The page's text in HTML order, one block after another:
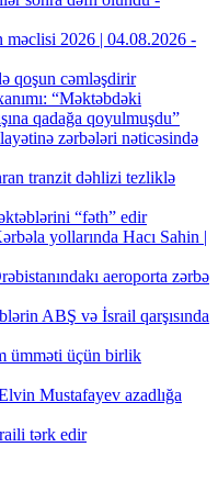
məclisi 2026 | 04.08.2026 -
qoşun cəmləşdirir
“Məktəbdəki
qadağa qoyulmuşdu”
zərbələri nəticəsində
tranzit dəhlizi tezliklə
“fəth” edir
yollarında Hacı Sahin |
aeroporta zərbə
ABŞ və İsrail qarşısında
ümməti üçün birlik
Mustafayev azadlığa
tərk edir